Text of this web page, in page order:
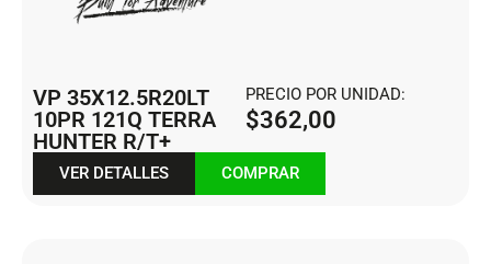
VP 35X12.5R20LT
10PR 121Q TERRA
HUNTER R/T+
PRECIO POR UNIDAD:
$362,00
VER DETALLES COMPRAR